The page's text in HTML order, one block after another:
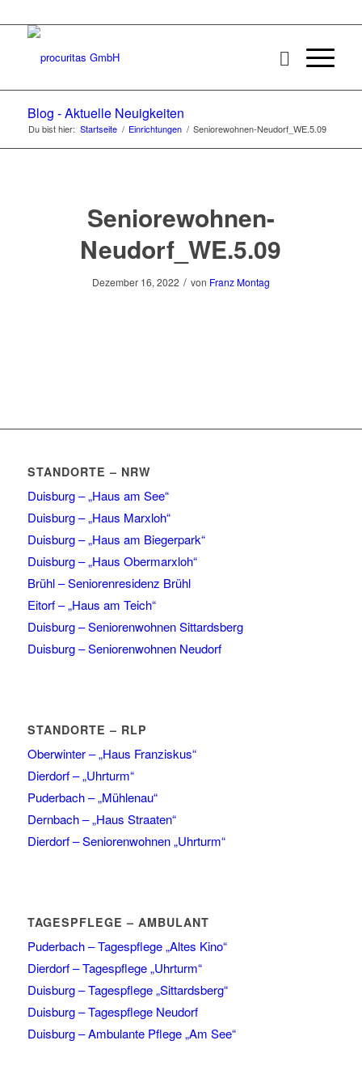
Blog - Aktuelle Neuigkeiten
Du bist hier: Startseite / Einrichtungen / Seniorewohnen-Neudorf_WE.5.09
Seniorewohnen-
Neudorf_WE.5.09
Dezember 16, 2022 / von Franz Montag
STANDORTE – NRW
Duisburg – „Haus am See“
Duisburg – „Haus Marxloh“
Duisburg – „Haus am Biegerpark“
Duisburg – „Haus Obermarxloh“
Brühl – Seniorenresidenz Brühl
Eitorf – „Haus am Teich“
Duisburg – Seniorenwohnen Sittardsberg
Duisburg – Seniorenwohnen Neudorf
STANDORTE – RLP
Oberwinter – „Haus Franziskus“
Dierdorf – „Uhrturm“
Puderbach – „Mühlenau“
Dernbach – „Haus Straaten“
Dierdorf – Seniorenwohnen „Uhrturm“
TAGESPFLEGE – AMBULANT
Puderbach – Tagespflege „Altes Kino“
Dierdorf – Tagespflege „Uhrturm“
Duisburg – Tagespflege „Sittardsberg“
Duisburg – Tagespflege Neudorf
Duisburg – Ambulante Pflege „Am See“